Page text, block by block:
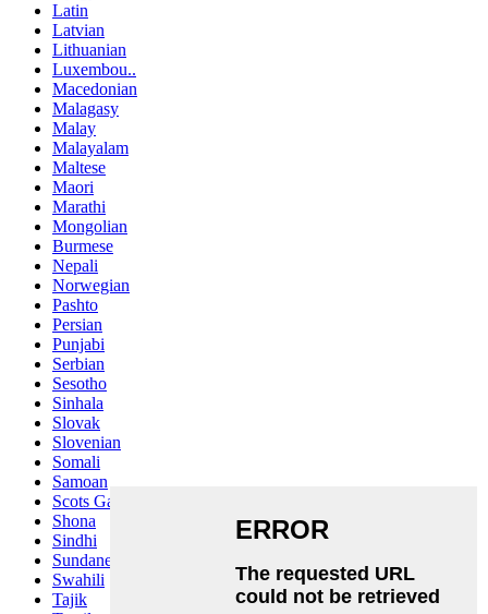
Latin
Latvian
Lithuanian
Luxembou..
Macedonian
Malagasy
Malay
Malayalam
Maltese
Maori
Marathi
Mongolian
Burmese
Nepali
Norwegian
Pashto
Persian
Punjabi
Serbian
Sesotho
Sinhala
Slovak
Slovenian
Somali
Samoan
Scots Gaelic
Shona
Sindhi
Sundanese
Swahili
Tajik